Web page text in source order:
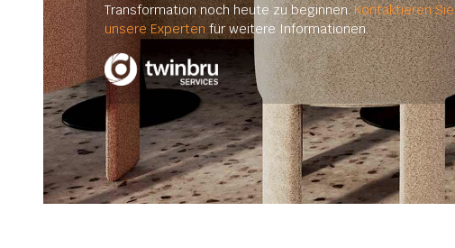
Transformation noch heute zu beginnen.Kontaktieren Sie
unsere Expertenfür weitere Informationen.